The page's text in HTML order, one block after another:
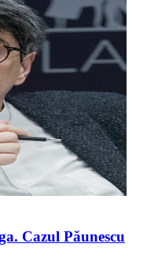
Cazul Păunescu